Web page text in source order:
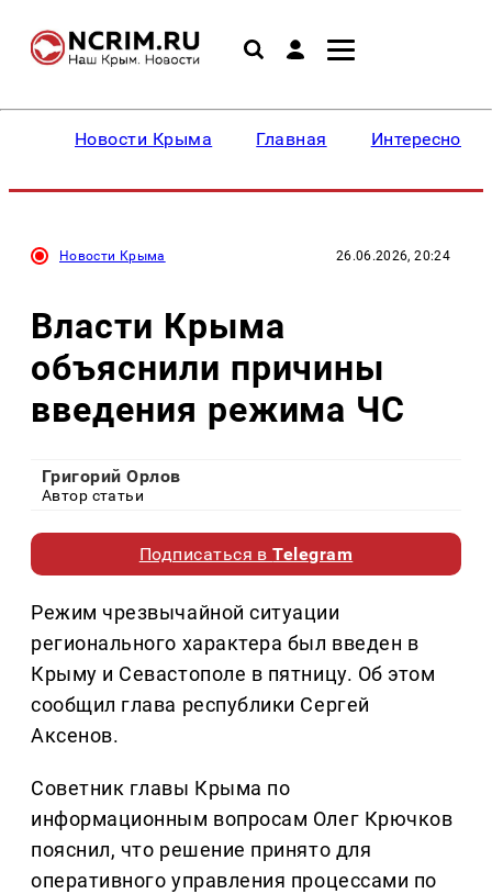
Новости Крыма Главная Интересное
Новости Крыма 26.06.2026, 20:24
Власти Крыма
объяснили причины
введения режима ЧС
Григорий Орлов
Автор статьи
Подписаться вTelegram
Режим чрезвычайной ситуации
регионального характера был введен в
Крыму и Севастополе в пятницу. Об этом
сообщил глава республики Сергей
Аксенов.
Советник главы Крыма по
информационным вопросам Олег Крючков
пояснил, что решение принято для
оперативного управления процессами по